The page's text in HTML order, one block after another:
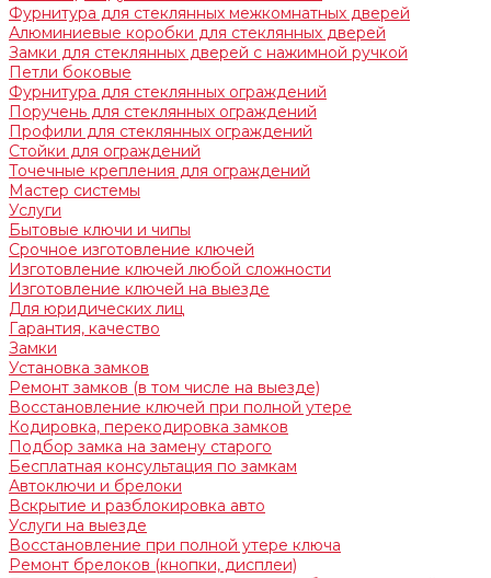
Фурнитура для стеклянных межкомнатных дверей
Алюминиевые коробки для стеклянных дверей
Замки для стеклянных дверей с нажимной ручкой
Петли боковые
Фурнитура для стеклянных ограждений
Поручень для стеклянных ограждений
Профили для стеклянных ограждений
Стойки для ограждений
Точечные крепления для ограждений
Мастер системы
Услуги
Бытовые ключи и чипы
Срочное изготовление ключей
Изготовление ключей любой сложности
Изготовление ключей на выезде
Для юридических лиц
Гарантия, качество
Замки
Установка замков
Ремонт замков (в том числе на выезде)
Восстановление ключей при полной утере
Кодировка, перекодировка замков
Подбор замка на замену старого
Бесплатная консультация по замкам
Автоключи и брелоки
Вскрытие и разблокировка авто
Услуги на выезде
Восстановление при полной утере ключа
Ремонт брелоков (кнопки, дисплеи)